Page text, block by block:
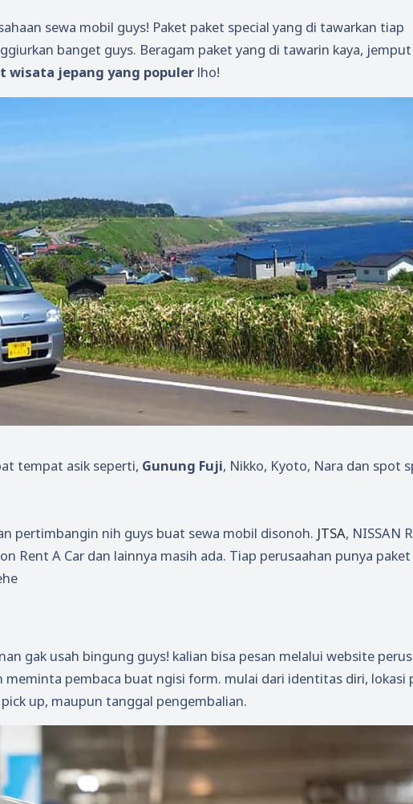
sewa mobil guys! Paket paket special yang di tawarkan tiap
banget guys. Beragam paket yang di tawarin kaya,
wisata jepang yang populer lho!
tempat asik seperti, Gunung Fuji, Nikko, Kyoto, Nara dan spot
pertimbangin nih guys buat sewa mobil disonoh. JTSA, NISSAN
Rent A Car dan lainnya masih ada. Tiap perusaahan punya
gak usah bingung guys! kalian bisa pesan melalui website
pembaca buat ngisi form. mulai dari identitas diri, lokasi
up, maupun tanggal pengembalian.